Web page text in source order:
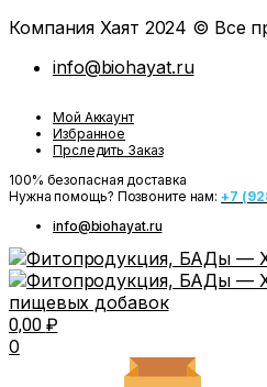
Компания Хаят 2024 © Все
info@biohayat.ru
Мой Аккаунт
Избранное
Прследить Заказ
100% безопасная доставка
Нужна помощь? Позвоните нам:+7
info@biohayat.ru
пищевых добавок
0,00 ₽
0